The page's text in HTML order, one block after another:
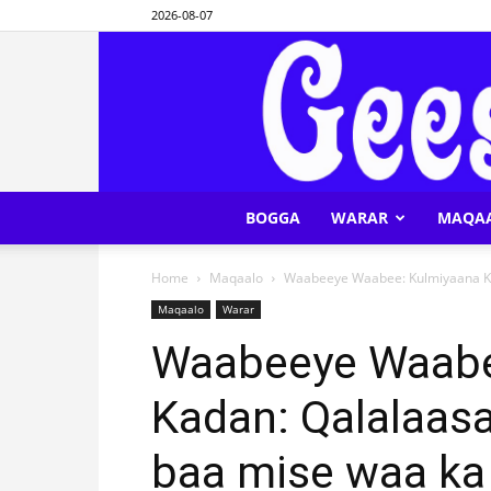
2026-08-07
BOGGA WARAR
Home Maqaalo Waabeeye Waabee: Kulmiyaana
Maqaalo Warar
Waabeeye
Kadan:
baa mise waa